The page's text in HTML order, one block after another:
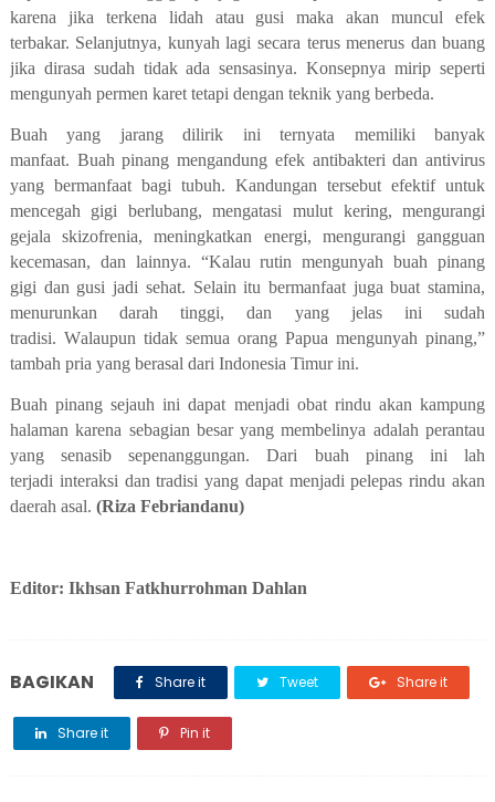
karena jika terkena lidah atau gusi maka akanmuncul efek
terbakar. Selanjutnya, kunyah lagi secara terus menerus dan buang
jika dirasa sudah tidak ada sensasinya. Konsepnya mirip seperti
mengunyah permen karet tetapi dengan teknik yang berbeda.
Buah yang jarang dilirik ini ternyata memiliki banyak
manfaat. Buah pinang mengandung efek antibakteri dan antivirus
yang bermanfaat bagi tubuh. Kandungan tersebutefektif untuk
mencegah gigi berlubang, mengatasi mulut kering, mengurangi
gejala skizofrenia, meningkatkan energi, mengurangi gangguan
kecemasan, dan lainnya. “Kalau rutin mengunyah buah pinang
gigi dan gusi jadi sehat. Selain itu bermanfaat juga buat stamina,
menurunkan darah tinggi, dan yang jelas ini sudah
tradisi. Walaupun tidak semua orang Papua mengunyah pinang,”
tambah pria yang berasal dari Indonesia Timur ini.
Buah pinang sejauh ini dapat menjadi obat rindu akan kampung
halaman karena sebagian besaryang membelinya adalah perantau
yang senasib sepenanggungan. Dari buah pinang ini lah
terjadi interaksi dan tradisi yang dapat menjadi pelepas rindu akan
daerah asal. (Riza Febriandanu)
Editor: Ikhsan Fatkhurrohman Dahlan
BAGIKAN Share it Tweet Share it
Share it Pin it